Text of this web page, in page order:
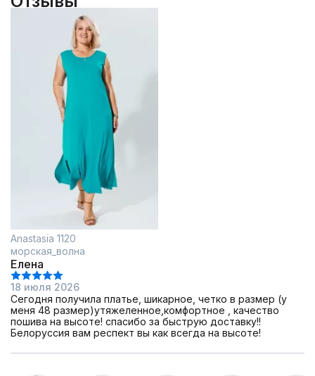
Anastasia 1120
морская_волна
Елена
18 июля 2026
Сегодня получила платье, шикарное, четко в размер (у
меня 48 размер)утяжеленное,комфортное , качество
пошива на высоте! спасибо за быструю доставку!!
Белоруссия вам респект вы как всегда на высоте!